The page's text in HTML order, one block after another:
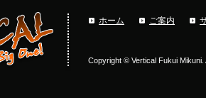
ホーム ご案内
Copyright © Vertical Fukui